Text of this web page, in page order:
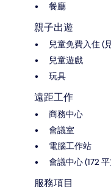
餐廳
親子出遊
兒童免費入住 (
兒童遊戲
玩具
遠距工作
商務中心
會議室
電腦工作站
會議中心 (172
服務項目